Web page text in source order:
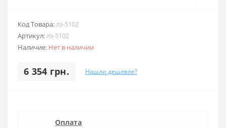
Код Товара:лз-5102
Артикул:лз-5102
Наличие: Нет в наличии
6 354 грн. Нашли дешевле?
Оплата